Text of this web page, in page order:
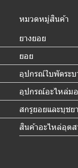
หมวดหมู่สินค้า
ยางยอย
ยอย
อุปกรณ์ใบพัดระบ
อุปกรณ์อะไหล่มอ
สกรูยอยและบุชย
สินค้าอะไหล่อุต